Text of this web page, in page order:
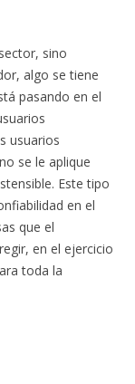
sino
algo se tiene
pasando en el
usuarios
se le aplique
Este tipo
en el
que el
en el ejercicio
toda la